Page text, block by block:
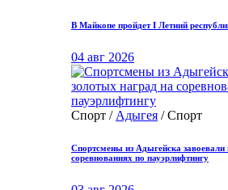
В Майкопе пройдет I Летний
04 авг 2026
Спорт / Адыгея / Спорт
Спортсмены из Адыгейска завоевали
соревнованиях по пауэрлифтингу